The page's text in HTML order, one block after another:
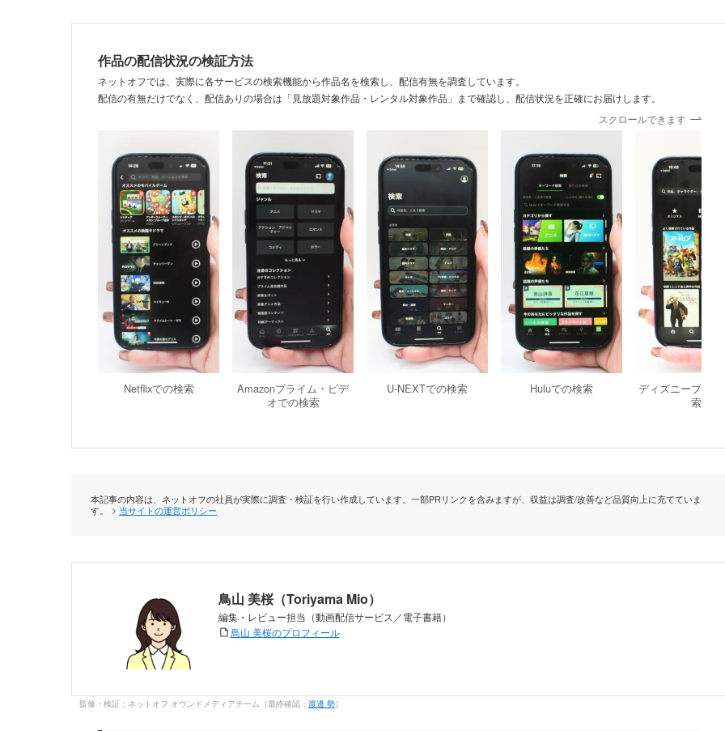
作品の配信状況の検証方法
ネットオフでは、実際に各サービスの検索機能から作品名を検索し、配信有無を調査しています。
配信の有無だけでなく、配信ありの場合は「見放題対象作品・レンタル対象作品」まで確認し、配信状況を正確にお届けします。
スクロールできます
Netflixでの検索
Amazonプライム・ビデ
オでの検索
U-NEXTでの検索 Huluでの検索
ディズニープラス
索
本記事の内容は、ネットオフの社員が実際に調査・検証を行い作成しています。一部PRリンクを含みますが、収益は調査/改善など品質向上に充てていま
す。
当サイトの運営ポリシー
鳥山 美桜（Toriyama Mio）
編集・レビュー担当（動画配信サービス／電子書籍）
鳥山 美桜のプロフィール
監修・検証：ネットオフ オウンドメディアチーム［最終確認： 渡邊 勢］